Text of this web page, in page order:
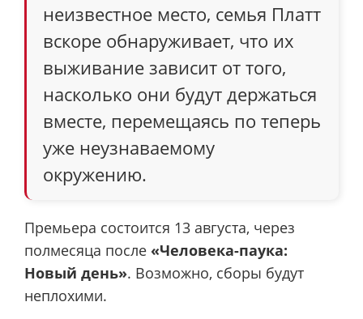
неизвестное место, семья Платт
вскоре обнаруживает, что их
выживание зависит от того,
насколько они будут держаться
вместе, перемещаясь по теперь
уже неузнаваемому
окружению.
Премьера состоится 13 августа, через
полмесяца после «Человека-паука:
Новый день». Возможно, сборы будут
неплохими.